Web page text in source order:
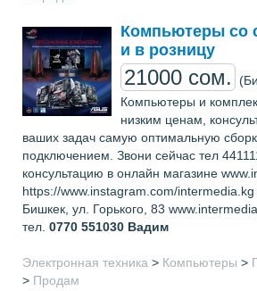
Компьютеры со
и в розницу
21000 сом.
Компьютеры и
низким ценам,
ваших задач самую оптимальную
подключением. Звони сейчас тел
консультацию в онлайн магазине
https://www.instagram.com/
Бишкек, ул. Горького, 83
тел. 0770 551030 Вадим
Электронная техника > Компьютеры >
> Продам